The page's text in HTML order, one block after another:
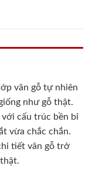
vân gỗ tự nhiên
như gỗ thật.
với cấu trúc bền bỉ
vừa chắc chắn.
tiết vân gỗ trở